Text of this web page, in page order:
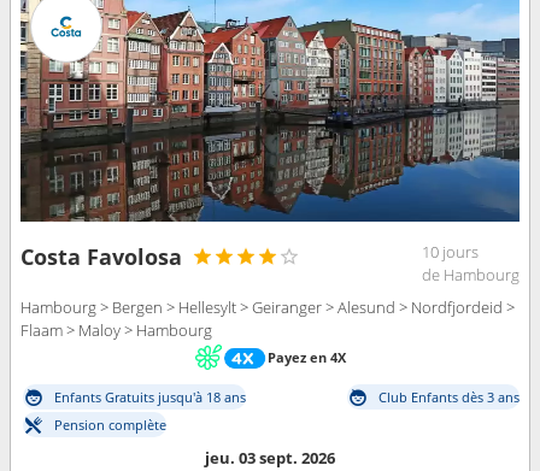
Costa Favolosa
10 jours
de Hambourg
Hambourg > Bergen > Hellesylt > Geiranger > Alesund > Nordfjordeid >
Flaam > Maloy > Hambourg
Payez en 4X
Enfants Gratuits jusqu'à 18 ans
Club Enfants dès 3 ans
Pension complète
jeu. 03 sept. 2026